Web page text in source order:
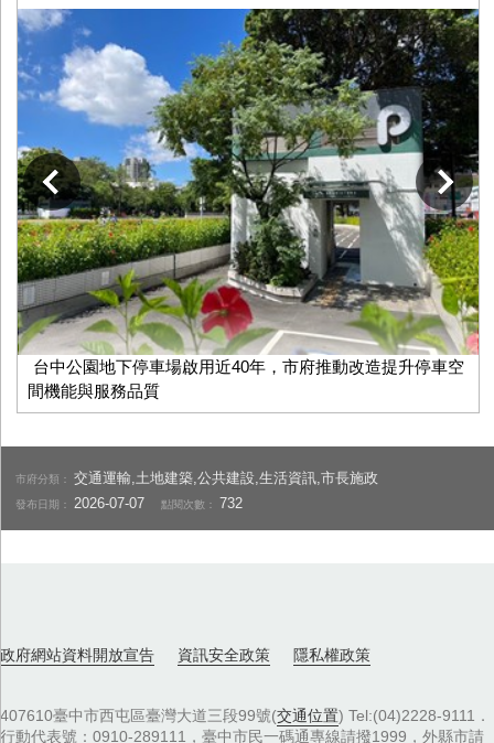
台中公園地下停車場啟用近40年，市府推動改造提升停車空
間機能與服務品質
下一張
市府分類：交通運輸,土地建築,公共建設,生活資訊,市長施政
發布日期： 2026-07-07 點閱次數： 732
政府網站資料開放宣告 資訊安全政策 隱私權政策
407610臺中市西屯區臺灣大道三段99號(交通位置) Tel:(04)2228-9111．
行動代表號：0910-289111，臺中市民一碼通專線請撥1999，外縣市請